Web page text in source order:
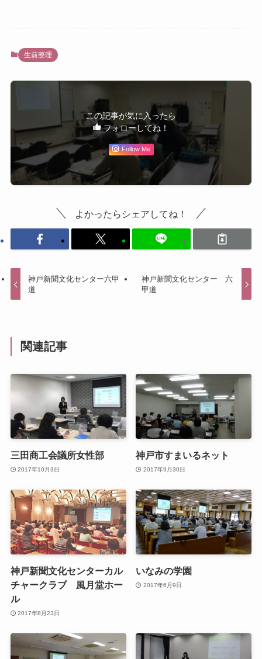
生前整理
この記事が気に入ったら
フォローしてね！
Follow Me
よかったらシェアしてね！
神戸新聞文化センター六甲
道
神戸新聞文化センター 六
甲道
関連記事
三田商工会議所女性部
2017年10月3日
神戸市すまいるネット
2017年9月30日
神戸新聞文化センターカル
チャークラブ 風月堂ホー
ル
2017年8月23日
いなみの学園
2017年6月9日